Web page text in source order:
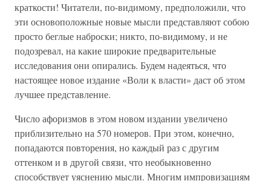
краткости! Читатели, по-видимому, предположили, что
эти основоположные новые мысли представляют собою
просто беглые наброски; никто, по-видимому, и не
подозревал, на какие широкие предварительные
исследования они опирались. Будем надеяться, что
настоящее новое издание «Воли к власти» даст об этом
лучшее представление.
Число афоризмов в этом новом издании увеличено
приблизительно на 570 номеров. При этом, конечно,
попадаются повторения, но каждый раз с другим
оттенком и в другой связи, что необыкновенно
способствует уяснению мысли. Многим импровизациям